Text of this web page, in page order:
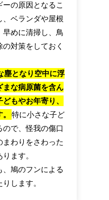
の原因となるこ
、ベランダや屋根
早めに清掃し、鳥
対策をしておく
塵となり空中に浮
まな病原菌を含ん
もやお年寄り、
特に小さな子ど
ので、怪我の傷口
わりをさわった
ます。
鳩のフンによる
します。